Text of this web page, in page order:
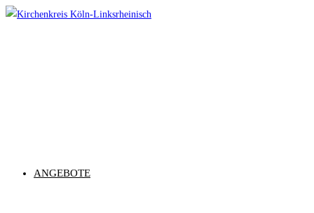
Zum
ANGEBOTE